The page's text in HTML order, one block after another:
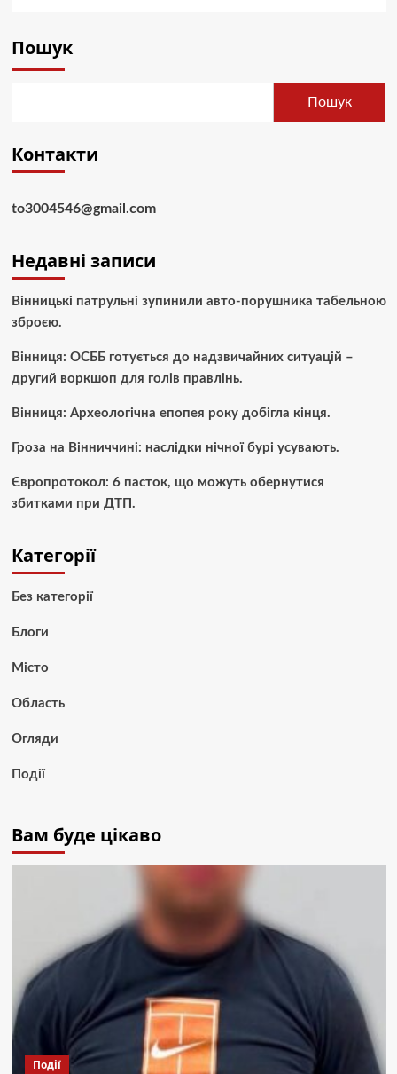
Пошук
Пошук
Контакти
to3004546@gmail.com
Недавні записи
Вінницькі патрульні зупинили авто-порушника табельною
зброєю.
Вінниця: ОСББ готується до надзвичайних ситуацій –
другий воркшоп для голів правлінь.
Вінниця: Археологічна епопея року добігла кінця.
Гроза на Вінниччині: наслідки нічної бурі усувають.
Європротокол: 6 пасток, що можуть обернутися
збитками при ДТП.
Категорії
Без категорії
Блоги
Місто
Область
Огляди
Події
Вам буде цікаво
Події